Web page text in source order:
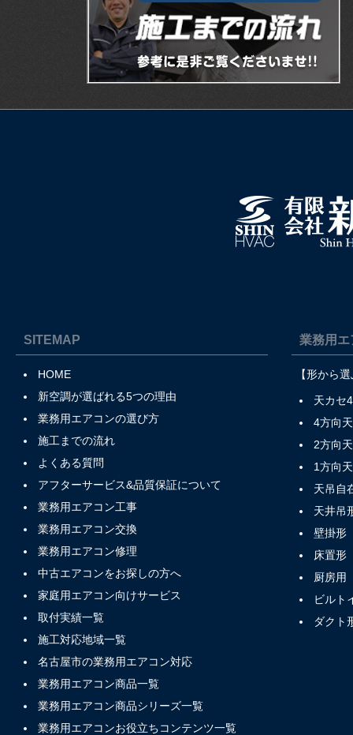
SITEMAP
HOME
新空調が選ばれる5つの理由
業務用エアコンの選び方
施工までの流れ
よくある質問
アフターサービス&品質保証について
業務用エアコン工事
業務用エアコン交換
業務用エアコン修理
中古エアコンをお探しの方へ
家庭用エアコン向けサービス
取付実績一覧
施工対応地域一覧
名古屋市の業務用エアコン対応
業務用エアコン商品一覧
業務用エアコン商品シリーズ一覧
業務用エアコンお役立ちコンテンツ一覧
業務用エ
【形から
天カセ
4方向
2方向
1方向
天吊自
天井吊
壁掛形
床置形
厨房用
ビルト
ダクト